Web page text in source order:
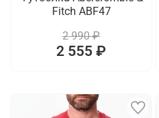
Fitch ABF47
2 990 ₽
2 555 ₽